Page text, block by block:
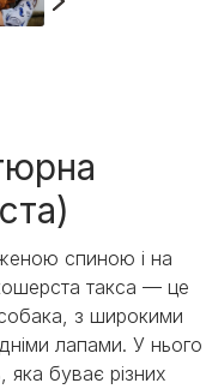
спиною і на
такса — це
з широкими
лапами. У нього
яка буває різних